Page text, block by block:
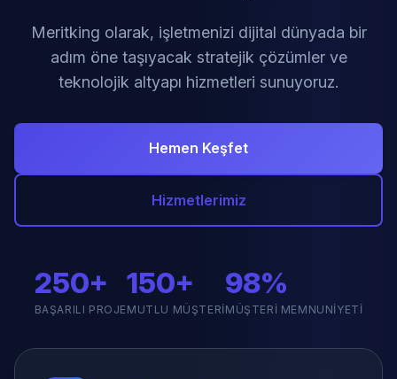
Meritking olarak, işletmenizi dijital dünyada bir
adım öne taşıyacak stratejik çözümler ve
teknolojik altyapı hizmetleri sunuyoruz.
Hemen Keşfet
Hizmetlerimiz
250+
BAŞARILI PROJE
150+
MUTLU MÜŞTERI
98%
MÜŞTERI MEMNUNIYETI